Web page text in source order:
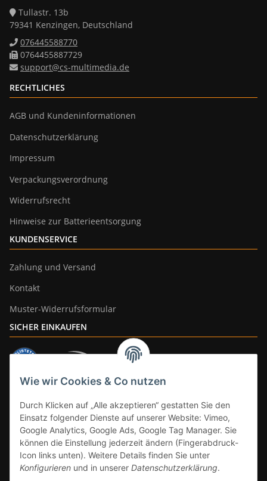
Wie wir Cookies & Co nutzen
Durch Klicken auf „Alle akzeptieren“ gestatten Sie den
Einsatz folgender Dienste auf unserer Website: Vimeo,
Google Analytics, Google Ads, Google Tag Manager. Sie
können die Einstellung jederzeit ändern (Fingerabdruck-
Icon links unten). Weitere Details finden Sie unter
Konfigurieren und in unserer Datenschutzerklärung.
Tullastr. 13b
79341 Kenzingen, Deutschland
076445588770
0764455887729
support@cs-multimedia.de
RECHTLICHES
AGB und Kundeninformationen
Datenschutzerklärung
Impressum
Verpackungsverordnung
Widerrufsrecht
Hinweise zur Batterieentsorgung
KUNDENSERVICE
Zahlung und Versand
Kontakt
Muster-Widerrufsformular
SICHER EINKAUFEN